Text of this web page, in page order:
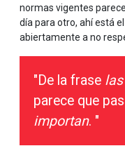
normas vigentes
día para otro, ahí está
abiertamente a no
"De la frase
parece que
importan. "